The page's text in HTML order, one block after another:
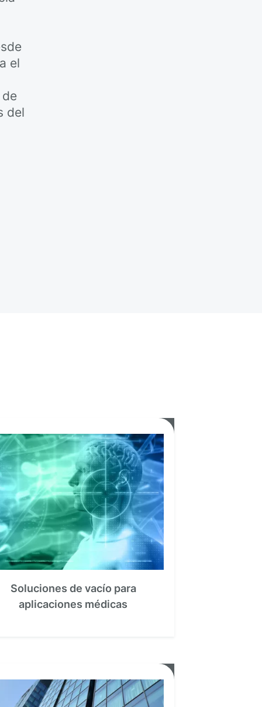
el
del
Soluciones de vacío para
aplicaciones médicas